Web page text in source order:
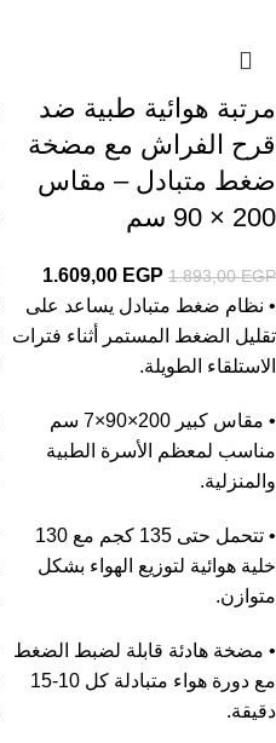
مرتبة هوائية طبية ضد
قرح الفراش مع مضخة
ضغط متبادل – مقاس
200 × 90 سم
1.893,00EGP
1.609,00 EGP
• نظام ضغط متبادل يساعد على
تقليل الضغط المستمر أثناء فترات
الاستلقاء الطويلة.
• مقاس كبير 200×90×7 سم
مناسب لمعظم الأسرة الطبية
والمنزلية.
• تتحمل حتى 135 كجم مع 130
خلية هوائية لتوزيع الهواء بشكل
متوازن.
• مضخة هادئة قابلة لضبط الضغط
مع دورة هواء متبادلة كل 10-15
دقيقة.